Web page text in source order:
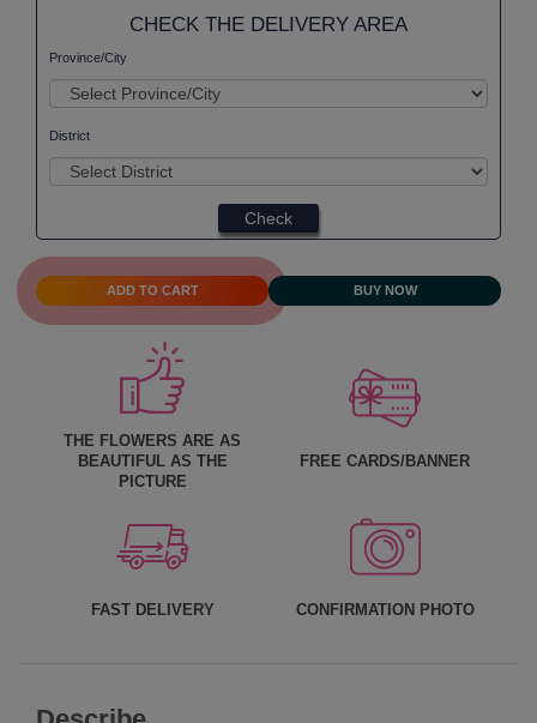
CHECK THE DELIVERY AREA
Province/City
District
Check
ADD TO CART BUY NOW
THE FLOWERS ARE AS
BEAUTIFUL AS THE
PICTURE
FREE CARDS/BANNER
FAST DELIVERY CONFIRMATION PHOTO